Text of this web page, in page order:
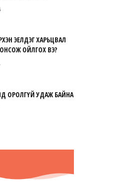
ЭЕЛДЭГ ХАРЬЦВАЛ
ОЙЛГОХ ВЭ?
ОРОЛГҮЙ УДАЖ БАЙНА